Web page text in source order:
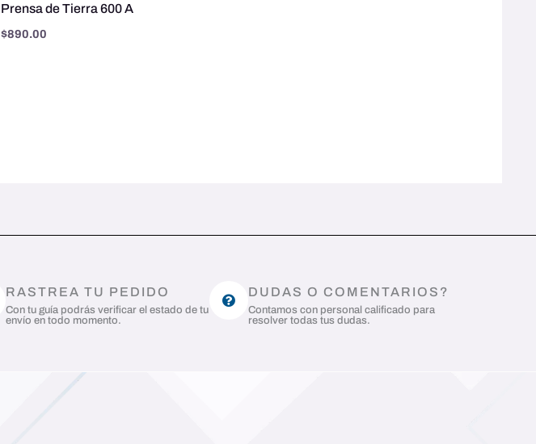
Prensa de Tierra 600 A
$890.00
RASTREA TU PEDIDO
Con tu guía podrás verificar el estado de tu
envío en todo momento.
DUDAS O COMENTARIOS?
Contamos con personal calificado para
resolver todas tus dudas.